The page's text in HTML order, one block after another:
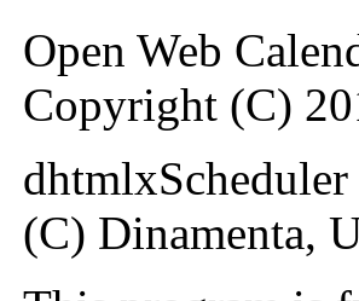
Open Web
Copyright (C)
(C) Dinamenta,